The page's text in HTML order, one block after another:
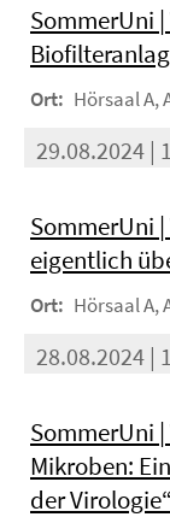
SommerUni
Ort: Hörsaal A,
29.08.2024 |
SommerUni
eigentlich
Ort: Hörsaal A,
28.08.2024 |
SommerUni
Mikroben:
der Virologie“